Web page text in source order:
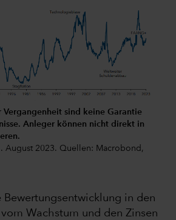
Vergangenheit sind keine Garantie
Anleger können nicht direkt in
August 2023. Quellen: Macrobond,
Bewertungsentwicklung in den
Wachstum und den Zinsen